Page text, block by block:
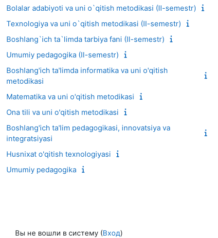
Bolalar adabiyoti va uni o`qitish metodikasi (II-semestr)
Texnologiya va uni o`qitish metodikasi (II-semestr)
Boshlang`ich ta`limda tarbiya fani (II-semestr)
Umumiy pedagogika (II-semestr)
Boshlang'ich ta'limda informatika va uni o'qitish
metodikasi
Matematika va uni o'qitish metodikasi
Ona tili va uni o'qitish metodikasi
Boshlang'ich ta'lim pedagogikasi, innovatsiya va
integratsiyasi
Husnixat o'qitish texnologiyasi
Umumiy pedagogika
Вы не вошли в систему (Вход)